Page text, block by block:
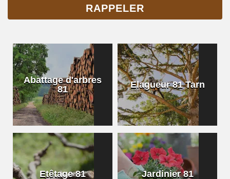
Abattage d'arbres
81
Elagueur 81 Tarn
Etêtage 81 Jardinier 81